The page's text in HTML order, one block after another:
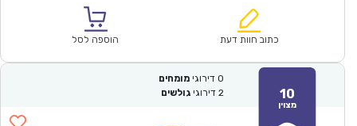
₪113.00.
הוא:
כתוב חוות דעת הוספה לסל
10
מצוין
0 דירוגי מומחים
2 דירוגי גולשים